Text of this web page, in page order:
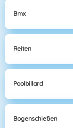
Bmx
Reiten
Poolbillard
Bogenschießen